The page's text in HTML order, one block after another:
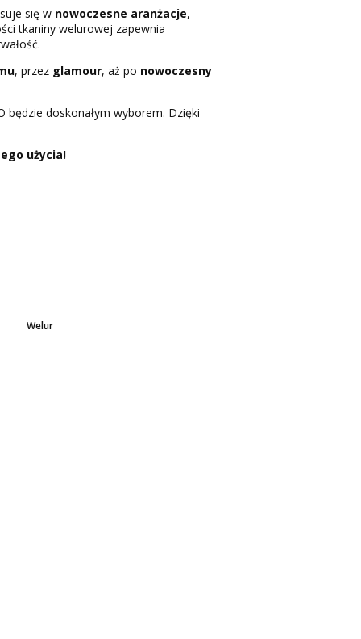
się w nowoczesne aranżacje,
tkaniny welurowej zapewnia
, przez glamour, aż po nowoczesny
będzie doskonałym wyborem. Dzięki
użycia!
Welur